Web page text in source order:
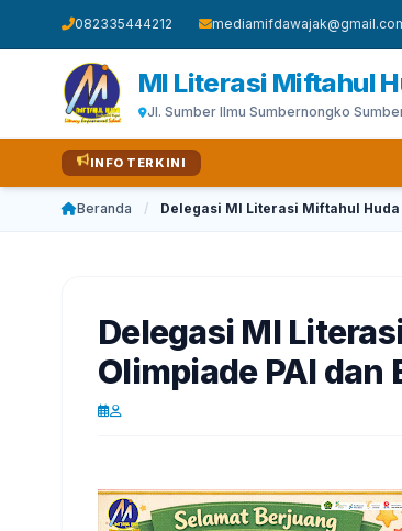
082335444212
MI Literasi Miftahul
Jl. Sumber Ilmu Sumbernongko
INFO TERKINI
Beranda / Delegasi MI Literasi Miftahul
Delegasi MI
Olimpiade PAI dan